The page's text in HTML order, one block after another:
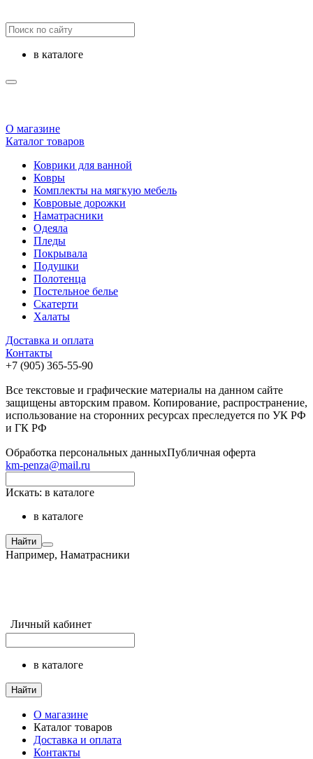
в каталоге
О магазине
Каталог товаров
Коврики для ванной
Ковры
Комплекты на мягкую мебель
Ковровые дорожки
Наматрасники
Одеяла
Пледы
Покрывала
Подушки
Полотенца
Постельное белье
Скатерти
Халаты
Доставка и оплата
Контакты
+7 (905) 365-55-90
Все текстовые и графические материалы на данном сайте
защищены авторским правом. Копирование, распространение,
использование на сторонних ресурсах преследуется по УК РФ
и ГК РФ
Обработка персональных данныхПубличная оферта
km-penza@mail.ru
Искать: в каталоге
в каталоге
Найти
Например, Наматрасники
Личный кабинет
в каталоге
Найти
О магазине
Каталог товаров
Доставка и оплата
Контакты